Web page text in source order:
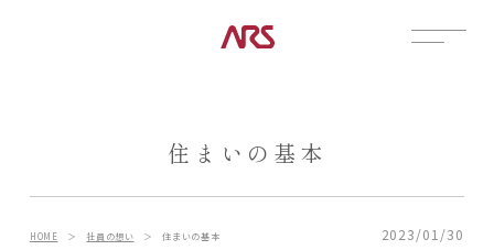
資料請求
POSTS
住まいの基本
HOME ＞ 社員の想い ＞住まいの基本 2023/01/30